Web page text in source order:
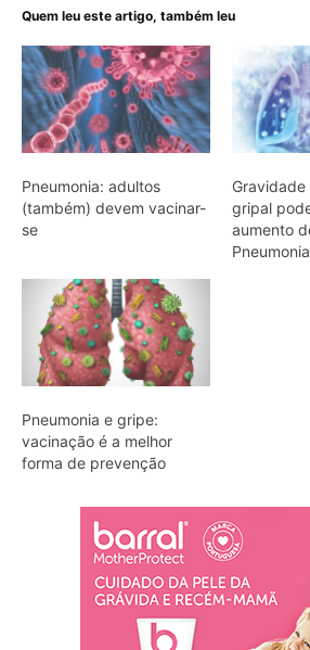
Quem leu este artigo, também leu
Pneumonia: adultos
(também) devem vacinar-
se
gripal
aumento
Pneumonia
Pneumonia e gripe:
vacinação é a melhor
forma de prevenção